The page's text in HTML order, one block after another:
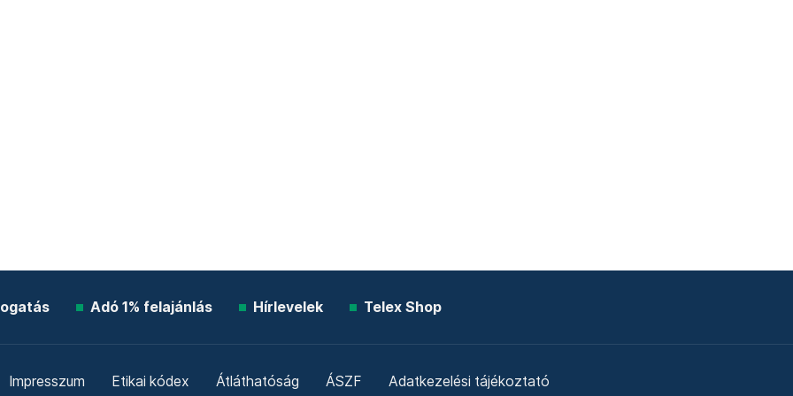
Adó 1% felajánlás Hírlevelek Telex Shop
Impresszum Etikai kódex Átláthatóság ÁSZF Adatkezelési tájékoztató